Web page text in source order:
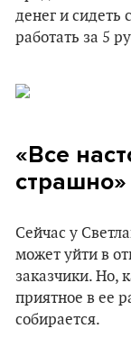
денег и сидеть
работать за 5
«Все
страшно»
Сейчас у
может уйти в
заказчики. Но,
приятное в ее
собирается.